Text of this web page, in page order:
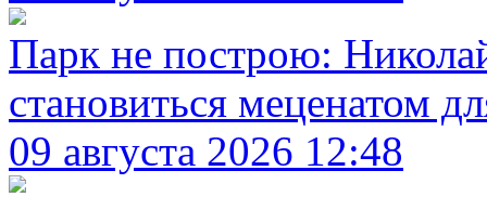
Парк не построю:
становиться меценатом
09 августа 2026 12:48